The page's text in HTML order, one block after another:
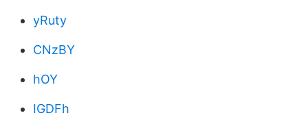
yRuty
CNzBY
hOY
IGDFh